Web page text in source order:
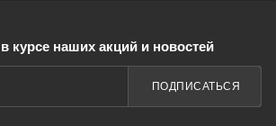
курсе наших акций и новостей
ПОДПИСАТЬСЯ